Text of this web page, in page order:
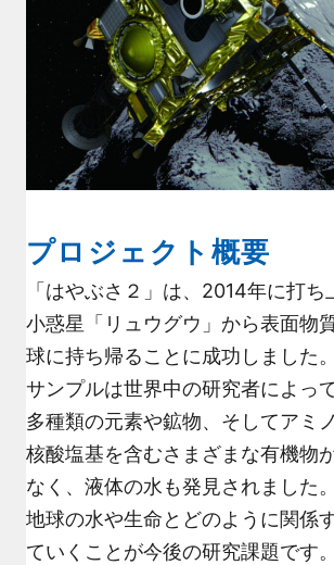
プロジェクト概要
「はやぶさ２」は、2014年に打
小惑星「リュウグウ」から表面物
球に持ち帰ることに成功しました。
サンプルは世界中の研究者によっ
多種類の元素や鉱物、そしてアミ
核酸塩基を含むさまざまな有機物
なく、液体の水も発見されました。
地球の水や生命とどのように関係
ていくことが今後の研究課題です。